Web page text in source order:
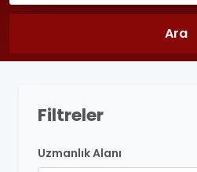
Filtreler
Uzmanlık Alanı